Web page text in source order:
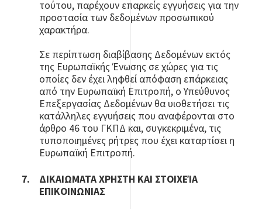
τούτου, παρέχουν επαρκείς εγγυήσεις για την
προστασία των δεδομένων προσωπικού
χαρακτήρα.
Σε περίπτωση διαβίβασης Δεδομένων εκτός
της Ευρωπαϊκής Ένωσης σε χώρες για τις
οποίες δεν έχει ληφθεί απόφαση επάρκειας
από την Ευρωπαϊκή Επιτροπή, ο Υπεύθυνος
Επεξεργασίας Δεδομένων θα υιοθετήσει τις
κατάλληλες εγγυήσεις που αναφέρονται στο
άρθρο 46 του ΓΚΠΔ και, συγκεκριμένα, τις
τυποποιημένες ρήτρες που έχει καταρτίσει η
Ευρωπαϊκή Επιτροπή.
ΔΙΚΑΙΩΜΑΤΑ ΧΡΗΣΤΗ ΚΑΙ ΣΤΟΙΧΕΊΑ
ΕΠΙΚΟΙΝΩΝΙΑΣ